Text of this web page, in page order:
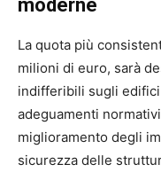
moderne
La quota più
milioni di euro, sarà
indifferibili sugli
adeguamenti
miglioramento degli
sicurezza delle